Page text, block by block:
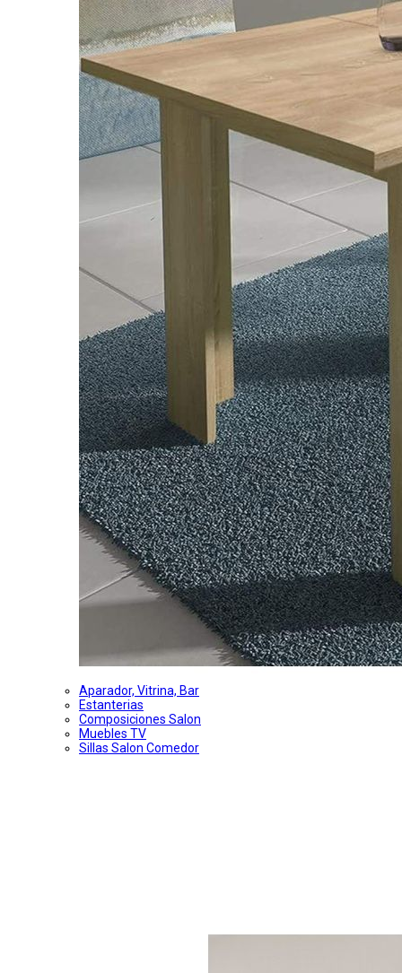
Aparador, Vitrina, Bar
Estanterias
Composiciones Salon
Muebles TV
Sillas Salon Comedor